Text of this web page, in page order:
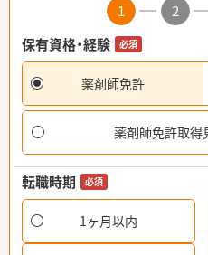
1 2
保有資格・経験
必須
薬剤師免許
薬剤師免許取得
転職時期 必須
1ヶ月以内